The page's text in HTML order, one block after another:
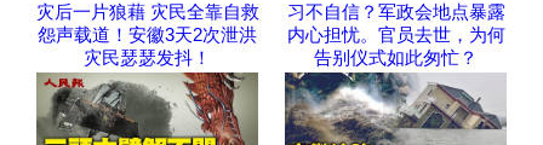
灾后一片狼藉 灾民全靠自救
怨声载道！安徽3天2次泄洪
灾民瑟瑟发抖！
习不自信？军政会地点暴露
内心担忧。官员去世，为何
告别仪式如此匆忙？